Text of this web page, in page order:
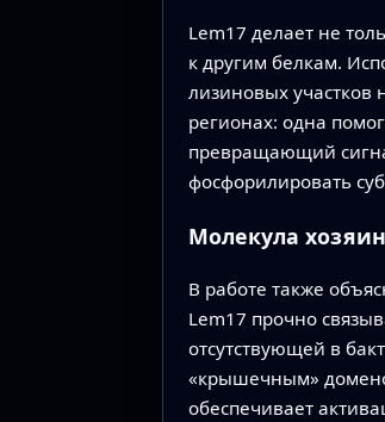
Lem17 делает не
к другим белкам.
лизиновых
регионах: одна
превращающий
фосфорилировать
Молекула
В работе также
Lem17 прочно
отсутствующей в
«крышечным»
обеспечивает